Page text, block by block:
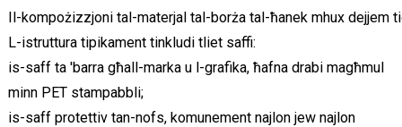
Il-kompożizzjoni tal-materjal tal-borża tal-ħanek mhux
L-istruttura tipikament tinkludi tliet saffi:
is-saff ta 'barra għall-marka u l-grafika, ħafna drabi magħmul
minn PET stampabbli;
is-saff protettiv tan-nofs, komunement najlon jew najlon